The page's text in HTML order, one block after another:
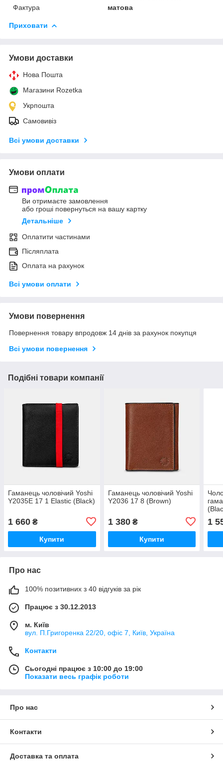
Фактура
матова
Приховати
Умови доставки
Нова Пошта
Магазини Rozetka
Укрпошта
Самовивіз
Всі умови доставки
Умови оплати
Ви отримаєте замовлення
або гроші повернуться на вашу картку
Детальніше
Оплатити частинами
Післяплата
Оплата на рахунок
Всі умови оплати
Умови повернення
Повернення товару впродовж 14 днів за рахунок покупця
Всі умови повернення
Подібні товари компанії
Гаманець чоловічий Yoshi
Y2035E 17 1 Elastic (Black)
1 660 ₴
Купити
Гаманець чоловічий Yoshi
Y2036 17 8 (Brown)
1 380₴
Купити
1
Про нас
100% позитивних з 40 відгуків за рік
Працює з 30.12.2013
м. Київ
вул. П.Григоренка 22/20, офіс 7, Київ, Україна
Контакти
Сьогодні працює з 10:00 до 19:00
Показати весь графік роботи
Про нас
Контакти
Доставка та оплата